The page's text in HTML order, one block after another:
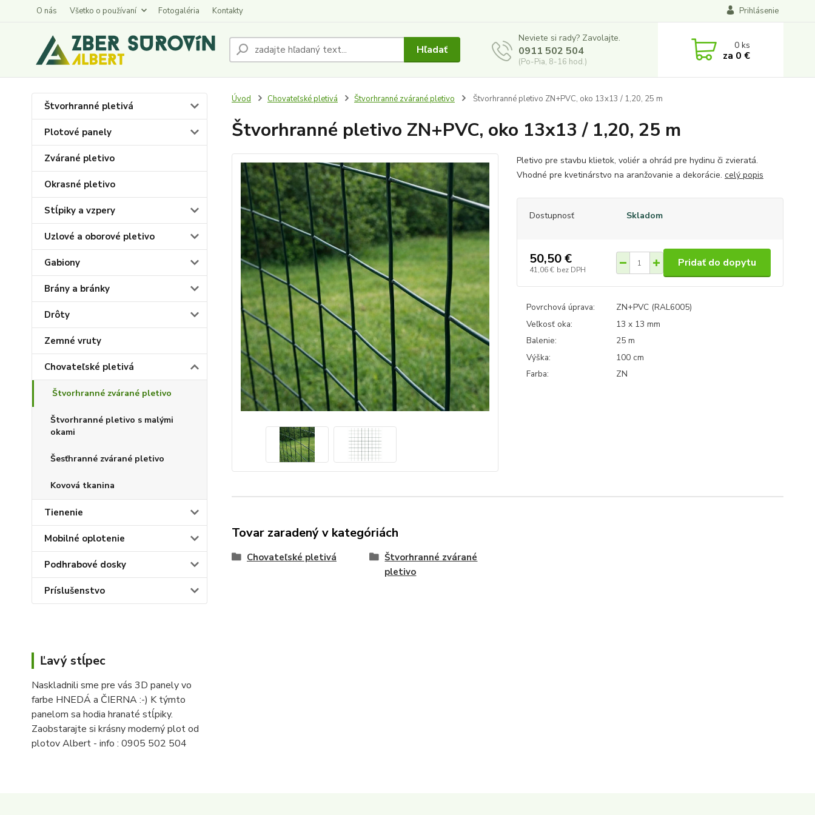
O nás Všetko o používaní Fotogaléria Kontakty Prihlásenie
Hľadať
Neviete si rady? Zavolajte.
0911 502 504
(Po-Pia, 8-16 hod.)
0ks
za 0 €
Štvorhranné pletivá
Plotové panely
Zvárané pletivo
Okrasné pletivo
Stĺpiky a vzpery
Uzlové a oborové pletivo
Gabiony
Brány a bránky
Drôty
Zemné vruty
Chovateľské pletivá
Štvorhranné zvárané pletivo
Štvorhranné pletivo s malými
okami
Šesťhranné zvárané pletivo
Kovová tkanina
Tienenie
Mobilné oplotenie
Podhrabové dosky
Príslušenstvo
Ľavý stĺpec
Naskladnili sme pre vás 3D panely vo
farbe HNEDÁ a ČIERNA :-) K týmto
panelom sa hodia hranaté stĺpiky.
Zaobstarajte si krásny moderný plot od
plotov Albert - info : 0905 502 504
Úvod Chovateľské pletivá Štvorhranné zvárané pletivo Štvorhranné pletivo ZN+PVC, oko 13x13 / 1,20, 25 m
Štvorhranné pletivo ZN+PVC, oko 13x13 / 1,20, 25 m
Pletivo pre stavbu klietok, voliér a ohrád pre hydinu či zvieratá.
Vhodné pre kvetinárstvo na aranžovanie a dekorácie. celý popis
Dostupnosť Skladom
50,50 €
41,06 € bez DPH
Pridať do dopytu
Povrchová úprava:
ZN+PVC (RAL6005)
Veľkosť oka:
13 x 13 mm
Balenie:
25 m
Výška:
100 cm
Farba:
ZN
Tovar zaradený v kategóriách
Chovateľské pletivá
Štvorhranné zvárané
pletivo